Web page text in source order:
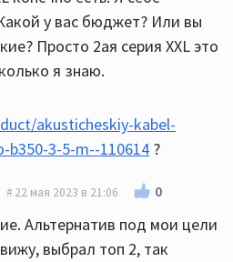
у вас бюджет? Или вы
Просто 2ая серия XXL это
я знаю.
akusticheskiy-kabel-
b350-3-5-m--110614 ?
22 мая 2023 в 21:06 0
Альтернатив под мои цели
выбрал топ 2, так